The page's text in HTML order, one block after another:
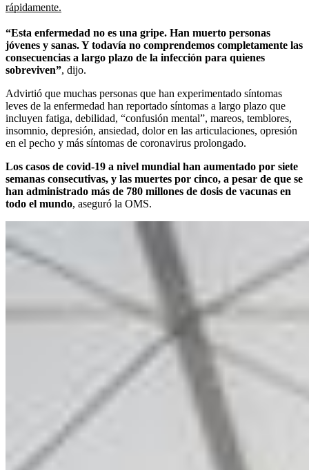
rápidamente.
“Esta enfermedad no es una gripe. Han muerto personas
jóvenes y sanas. Y todavía no comprendemos completamente las
consecuencias a largo plazo de la infección para quienes
sobreviven”, dijo.
Advirtió que muchas personas que han experimentado síntomas
leves de la enfermedad han reportado síntomas a largo plazo que
incluyen fatiga, debilidad, “confusión mental”, mareos, temblores,
insomnio, depresión, ansiedad, dolor en las articulaciones, opresión
en el pecho y más síntomas de coronavirus prolongado.
Los casos de covid-19 a nivel mundial han aumentado por siete
semanas consecutivas, y las muertes por cinco, a pesar de que se
han administrado más de 780 millones de dosis de vacunas en
todo el mundo, aseguró la OMS.